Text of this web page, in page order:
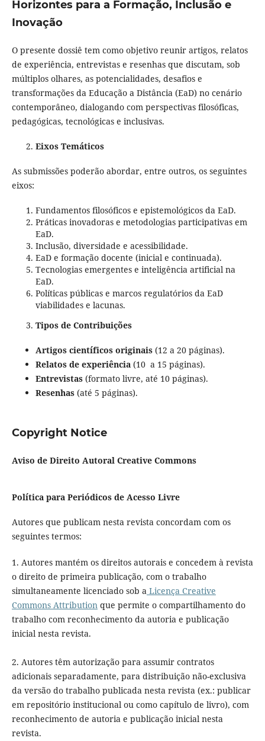
Horizontes para a Formação, Inclusão e
Inovação
O presente dossiê tem como objetivo reunir artigos, relatos
de experiência, entrevistas e resenhas que discutam, sob
múltiplos olhares, as potencialidades, desafios e
transformações da Educação a Distância (EaD) no cenário
contemporâneo, dialogando com perspectivas filosóficas,
pedagógicas, tecnológicas e inclusivas.
Eixos Temáticos
As submissões poderão abordar, entre outros, os seguintes
eixos:
Fundamentos filosóficos e epistemológicos da EaD.
Práticas inovadoras e metodologias participativas em
EaD.
Inclusão, diversidade e acessibilidade.
EaD e formação docente (inicial e continuada).
Tecnologias emergentes e inteligência artificial na
EaD.
Políticas públicas e marcos regulatórios da EaD
viabilidades e lacunas.
Tipos de Contribuições
Artigos científicos originais(12 a 20 páginas).
Relatos de experiência(10 a 15 páginas).
Entrevistas(formato livre, até 10 páginas).
Resenhas(até 5 páginas).
Copyright Notice
Aviso de Direito Autoral Creative Commons
Política para Periódicos de Acesso Livre
Autores que publicam nesta revista concordam com os
seguintes termos:
1. Autores mantém os direitos autorais e concedem à revista
o direito de primeira publicação, com o trabalho
simultaneamente licenciado sob aLicença Creative
Commons Attributionque permite o compartilhamento do
trabalho com reconhecimento da autoria e publicação
inicial nesta revista.
2. Autores têm autorização para assumir contratos
adicionais separadamente, para distribuição não-exclusiva
da versão do trabalho publicada nesta revista (ex.: publicar
em repositório institucional ou como capítulo de livro), com
reconhecimento de autoria e publicação inicial nesta
revista.